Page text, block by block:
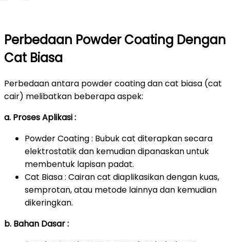
Perbedaan Powder Coating Dengan
Cat Biasa
Perbedaan antara powder coating dan cat biasa (cat
cair) melibatkan beberapa aspek:
a. Proses Aplikasi :
Powder Coating : Bubuk cat diterapkan secara
elektrostatik dan kemudian dipanaskan untuk
membentuk lapisan padat.
Cat Biasa : Cairan cat diaplikasikan dengan kuas,
semprotan, atau metode lainnya dan kemudian
dikeringkan.
b. Bahan Dasar :